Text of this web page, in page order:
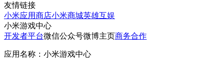
友情链接
小米应用商店小米商城英雄互娱
小米游戏中心
开发者平台微信公众号微博主页商务合作
应用名称：小米游戏中心